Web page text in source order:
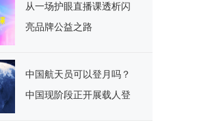
从一场护眼直播课透析闪
亮品牌公益之路
中国航天员可以登月吗？
中国现阶段正开展载人登